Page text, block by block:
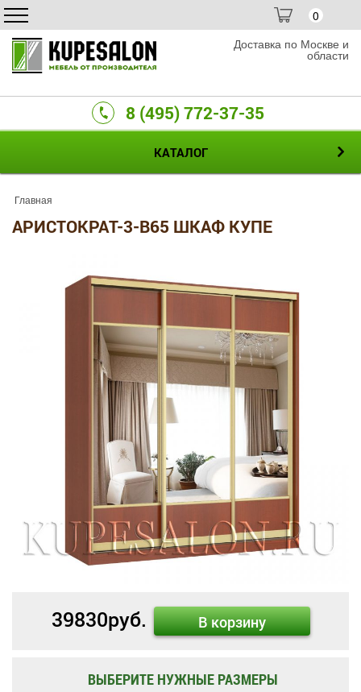
0
Доставка по Москве и
области
8 (495) 772-37-35
КАТАЛОГ
Главная
АРИСТОКРАТ-3-B65 ШКАФ КУПЕ
39830руб. В корзину
ВЫБЕРИТЕ НУЖНЫЕ РАЗМЕРЫ